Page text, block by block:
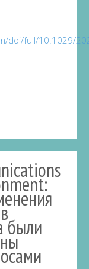
doi/full/10.1029/
были